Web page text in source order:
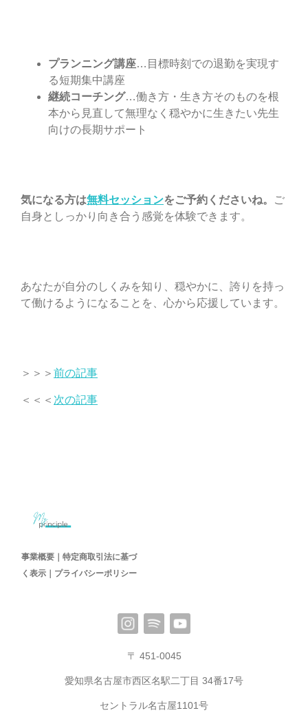
プランニング講座…目標時刻での退勤を実現す
る短期集中講座
継続コーチング…働き方・生き方そのものを根
本から見直して無理なく穏やかに生きたい先生
向けの長期サポート
気になる方は無料セッションをご予約くださいね。
ご
自身としっかり向き合う感覚を体験できます。
あなたが自分のしくみを知り、穏やかに、誇りを持っ
て働けるようになることを、心から応援しています。
＞＞＞ 前の記事
＜＜＜ 次の記事
事業概要｜特定商取引法に基づ
く表示｜プライバシーポリシー
〒 451-0045
愛知県名古屋市西区名駅二丁目 34番17号
セントラル名古屋1101号